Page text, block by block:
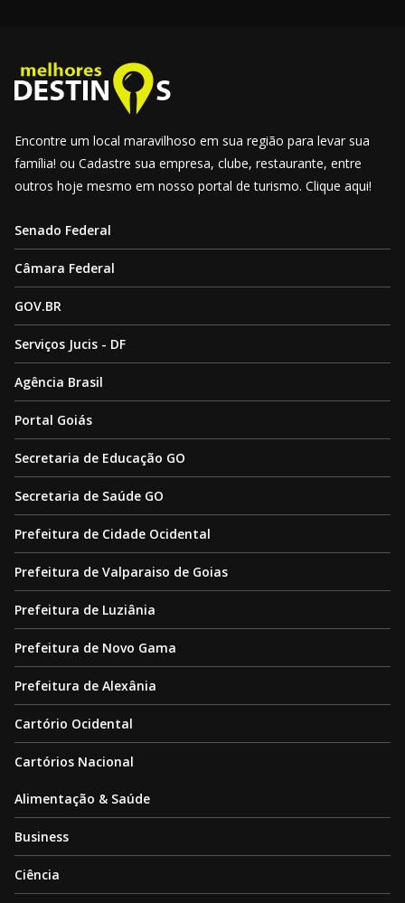
Encontre um local maravilhoso em sua região para levar sua
família! ou Cadastre sua empresa, clube, restaurante, entre
outros hoje mesmo em nosso portal de turismo. Clique aqui!
Senado Federal
Câmara Federal
GOV.BR
Serviços Jucis - DF
Agência Brasil
Portal Goiás
Secretaria de Educação GO
Secretaria de Saúde GO
Prefeitura de Cidade Ocidental
Prefeitura de Valparaiso de Goias
Prefeitura de Luziânia
Prefeitura de Novo Gama
Prefeitura de Alexânia
Cartório Ocidental
Cartórios Nacional
Alimentação & Saúde
Business
Ciência